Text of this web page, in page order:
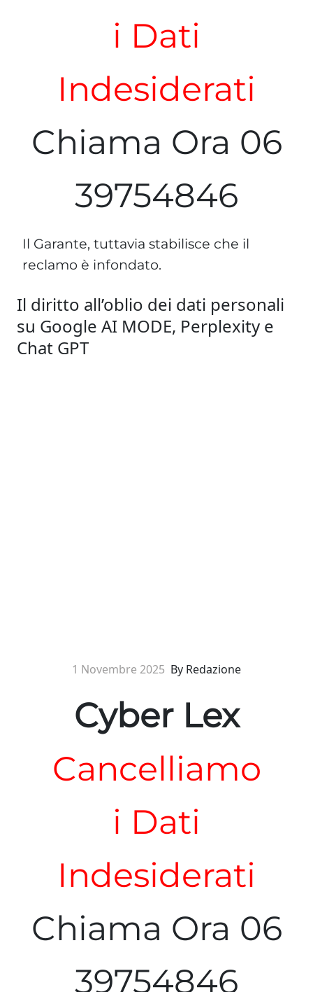
i Dati
Indesiderati
Chiama Ora 06
39754846
Il Garante, tuttavia stabilisce che il
reclamo è infondato.
Il diritto all’oblio dei dati personali
su Google AI MODE, Perplexity e
Chat GPT
Cancelliamo
i Dati
Indesiderati
Chiama Ora 06
39754846
Negli ultimi dieci anni il diritto all’oblio
ha rappresentato una delle più grandi
particolare nei confronti del motore di